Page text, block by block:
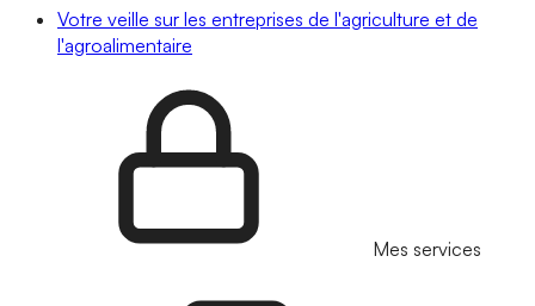
Votre veille sur les entreprises de l'agriculture et de
l'agroalimentaire
Mes services